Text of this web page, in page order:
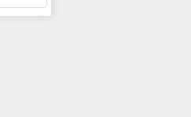
اپل iPad Pro 12.9 2020